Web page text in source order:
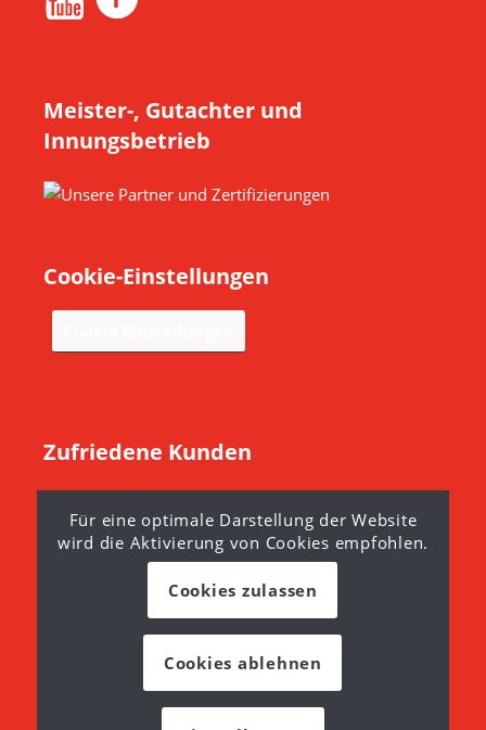
Meister-, Gutachter und
Innungsbetrieb
Cookie-Einstellungen
Zufriedene Kunden
Überzeugen auch Sie sich. Erfahren Sie mehr…
Für eine optimale Darstellung der Website
wird die Aktivierung von Cookies empfohlen.
Cookies zulassen
Cookies ablehnen